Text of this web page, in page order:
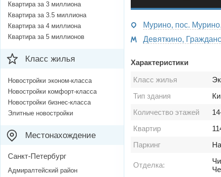
Мурино, пос.
Девяткино,
Характеристики
Класс жилья
Тип здания
Количество этажей
Квартир
Паркинг
Отделка:
Квартира за 3 миллиона
Квартира за 3.5 миллиона
Квартира за 4 миллиона
Квартира за 5 миллионов
Класс жилья
Новостройки эконом-класса
Новостройки комфорт-класса
Новостройки бизнес-класса
Элитные новостройки
Местонахождение
Санкт-Петербург
Адмиралтейский район